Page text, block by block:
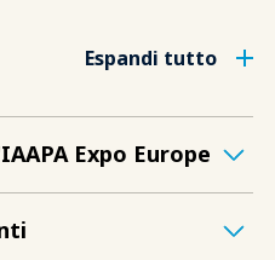
Espandi tutto
Expo Europe